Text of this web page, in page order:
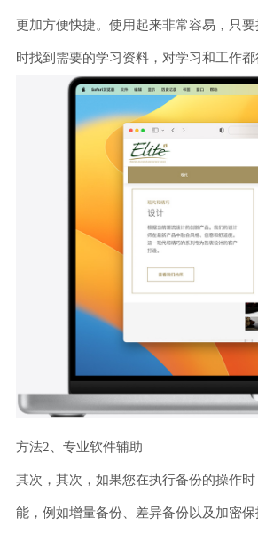
更加方便快捷。使用起来非常容易，只
时找到需要的学习资料，对学习和工作
方法2、专业软件辅助
其次，其次，如果您在执行备份的操作
能，例如增量备份、差异备份以及加密